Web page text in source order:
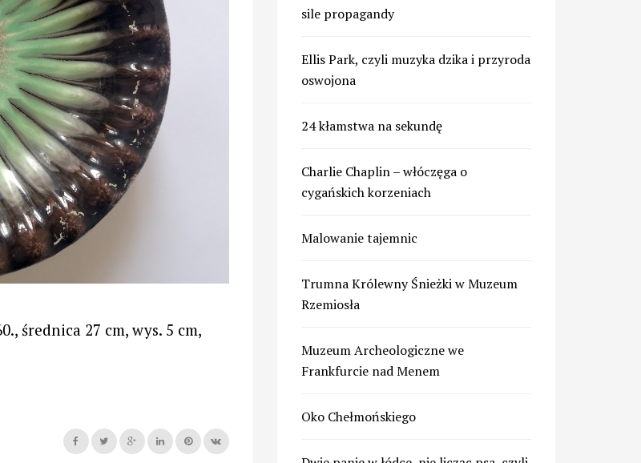
średnica 27 cm, wys. 5 cm,
sile propagandy
Ellis Park, czyli muzyka dzika i przyroda
oswojona
24 kłamstwa na sekundę
Charlie Chaplin – włóczęga o
cygańskich korzeniach
Malowanie tajemnic
Trumna Królewny Śnieżki w Muzeum
Rzemiosła
Muzeum Archeologiczne we
Frankfurcie nad Menem
Oko Chełmońskiego